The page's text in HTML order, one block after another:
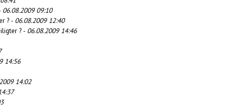
06.08.2009 09:10
? - 06.08.2009 12:40
? - 06.08.2009 14:46
14:56
14:02